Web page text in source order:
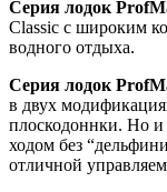
Серия лодок
Classic с широким
водного отдыха.
Серия лодок
в двух
плоскодоннки. Но
ходом без
отличной